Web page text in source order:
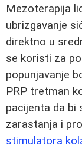
Mezoterapija
ubrizgavanje
direktno u
se koristi za
popunjavanje
PRP tretman
pacijenta da bi
zarastanja i
stimulatora